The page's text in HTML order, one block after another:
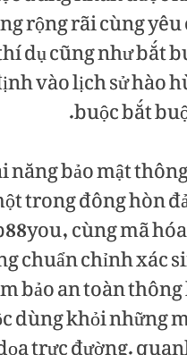
rộng rãi cùng
dụ cũng như bắt
vào lịch sử hào
buộc bắt
bảo mật
trong đông hòn
cùng mã
chuẩn chỉnh xác
bảo an toàn
dùng khỏi những